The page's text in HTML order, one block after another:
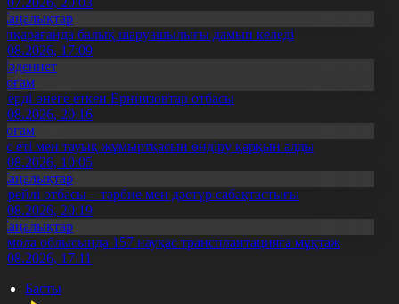
балық шаруашылығы дамып келеді
17:09
өнеге еткен Ерниязовтар отбасы
20:16
еті мен тауық жұмыртқасын өндіру қарқын алды
10:05
отбасы – тәрбие мен дәстүр сабақтастығы
20:19
облысында 157 науқас трансплантацияға мұқтаж
17:11
Басты